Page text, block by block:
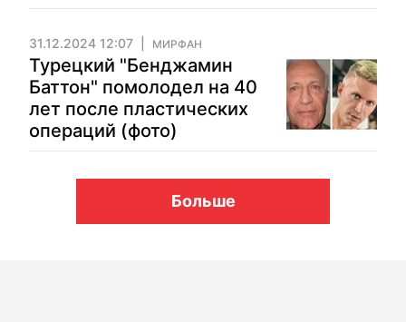
31.12.2024 12:07 МИРФАН
Турецкий "Бенджамин
Баттон" помолодел на 40
лет после пластических
операций (фото)
Больше